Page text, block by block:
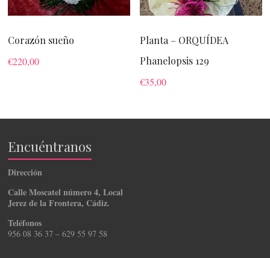
Corazón sueño
€220,00
Planta – ORQUÍDEA
Phanelopsis 129
€35,00
Encuéntranos
Dirección
Calle Moscatel número 4, Local
Jerez de la Frontera, Cádiz.
Teléfonos
956 08 36 37 – 629 55 97 58